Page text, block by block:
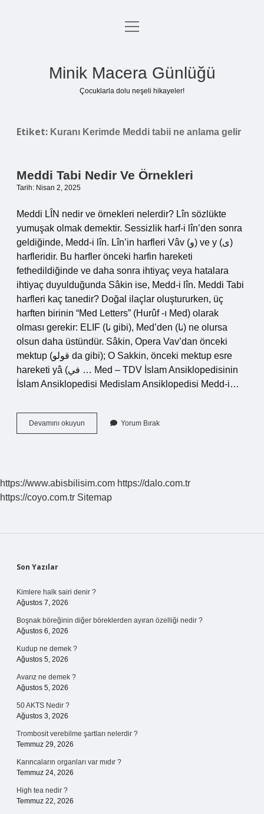
Anasayfa
menüyü
Minik Macera Günlüğü
Çocuklarla dolu neşeli hikayeler!
Etiket: Kuranı Kerimde Meddi tabii ne anlama gelir
Meddi Tabi Nedir Ve Örnekleri
Tarih: Nisan 2, 2025
Meddi LÎN nedir ve örnekleri nelerdir? Lîn sözlükte
yumuşak olmak demektir. Sessizlik harf-i lîn’den sonra
geldiğinde, Medd-i lîn. Lîn’in harfleri Vâv (و) ve y (ى)
harfleridir. Bu harfler önceki harfin hareketi
fethedildiğinde ve daha sonra ihtiyaç veya hatalara
ihtiyaç duyulduğunda Sâkin ise, Medd-i lîn. Meddi Tabi
harfleri kaç tanedir? Doğal ilaçlar oluştururken, üç
harften birinin “Med Letters” (Hurûf -ı Med) olarak
olması gerekir: ELIF (نا gibi), Med’den (نا) ne olursa
olsun daha üstündür. Sâkin, Opera Vav’dan önceki
mektup (قولو da gibi); O Sakkin, önceki mektup esre
hareketi yâ (في … Med – TDV İslam Ansiklopedisinin
İslam Ansiklopedisi Medislam Ansiklopedisi Medd-i…
Devamını okuyun
Tabi
Yorum Bırak
https://www.abisbilisim.com https://dalo.com.tr
https://coyo.com.tr Sitemap
Sidebar
Son Yazılar
Kimlere halk sairi denir ?
Ağustos 7, 2026
Boşnak böreğinin diğer böreklerden ayıran özelliği nedir ?
Ağustos 6, 2026
Kudup ne demek ?
Ağustos 5, 2026
Avarız ne demek ?
Ağustos 5, 2026
50 AKTS Nedir ?
Ağustos 3, 2026
Trombosit verebilme şartları nelerdir ?
Temmuz 29, 2026
Karıncaların organları var mıdır ?
Temmuz 24, 2026
High tea nedir ?
Temmuz 22, 2026